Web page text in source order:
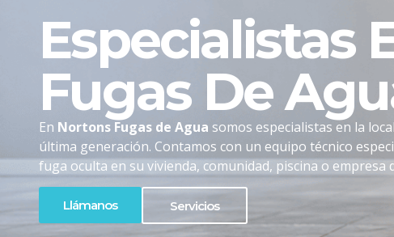
Especialistas
Fugas De
En Nortons Fugas de Agua somos especialistas en la
última generación. Contamos con un equipo técnico
fuga oculta en su vivienda, comunidad, piscina o empresa
Llámanos Servicios